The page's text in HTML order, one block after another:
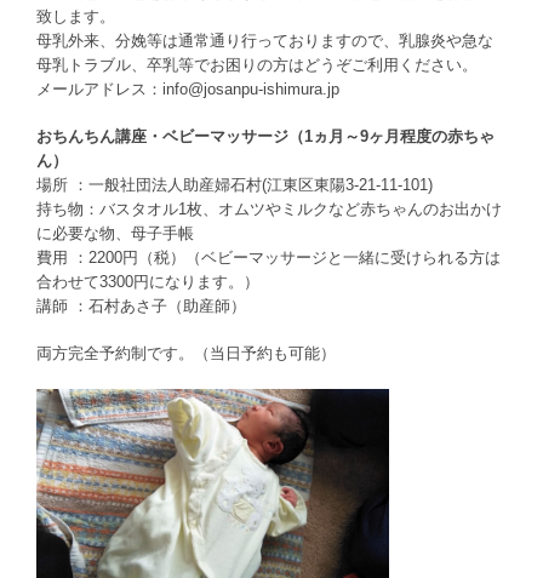
致します。
母乳外来、分娩等は通常通り行っておりますので、乳腺炎や急な
母乳トラブル、卒乳等でお困りの方はどうぞご利用ください。
メールアドレス：info@josanpu-ishimura.jp
おちんちん講座・ベビーマッサージ（1ヵ月～9ヶ月程度の赤ちゃ
ん）
場所 ：一般社団法人助産婦石村(江東区東陽3-21-11-101)
持ち物：バスタオル1枚、オムツやミルクなど赤ちゃんのお出かけ
に必要な物、母子手帳
費用 ：2200円（税）（ベビーマッサージと一緒に受けられる方は
合わせて3300円になります。）
講師 ：石村あさ子（助産師）
両方完全予約制です。（当日予約も可能）